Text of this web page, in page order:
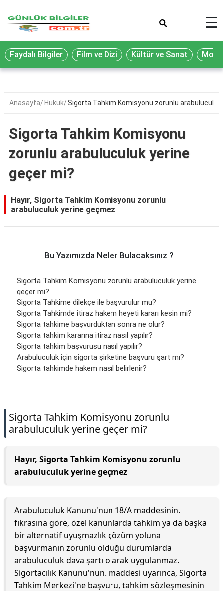
Eğitim
Ekonomi
Seyahat
Oyun
Yaşam
Hukuk
Blog
☰
Faydalı Bilgiler Film ve Dizi Kültür ve Sanat
Anasayfa Hukuk Sigorta Tahkim Komisyonu zorunlu arabuluculuk
Sigorta Tahkim Komisyonu
zorunlu arabuluculuk yerine
geçer mi?
Hayır, Sigorta Tahkim Komisyonu zorunlu
arabuluculuk yerine geçmez
Bu Yazımızda Neler Bulacaksınız ?
Sigorta Tahkim Komisyonu zorunlu arabuluculuk yerine
geçer mi?
Sigorta Tahkime dilekçe ile başvurulur mu?
Sigorta Tahkimde itiraz hakem heyeti kararı kesin mi?
Sigorta tahkime başvurduktan sonra ne olur?
Sigorta tahkim kararına itiraz nasıl yapılır?
Sigorta tahkim başvurusu nasıl yapılır?
Arabuluculuk için sigorta şirketine başvuru şart mı?
Sigorta tahkimde hakem nasıl belirlenir?
Sigorta Tahkim Komisyonu zorunlu
arabuluculuk yerine geçer mi?
Hayır, Sigorta Tahkim Komisyonu zorunlu
arabuluculuk yerine geçmez
Arabuluculuk Kanunu'nun 18/A maddesinin.
fıkrasına göre, özel kanunlarda tahkim ya da başka
bir alternatif uyuşmazlık çözüm yoluna
başvurmanın zorunlu olduğu durumlarda
arabuluculuk dava şartı olarak uygulanmaz.
Sigortacılık Kanunu'nun. maddesi uyarınca, Sigorta
Tahkim Merkezi'ne başvuru, tahkim sözleşmesinin